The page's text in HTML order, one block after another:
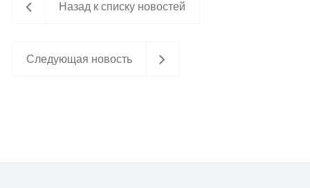
Назад к списку новостей
Следующая новость